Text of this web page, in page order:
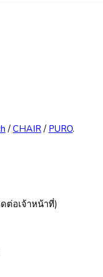
/CHAIR / PURO.
ต่อเจ้าหน้าที่)